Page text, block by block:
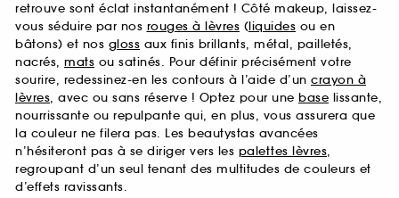
retrouve sont éclat instantanément ! Côté makeup, laissez-
vous séduire par nos rouges à lèvres (liquides ou en
bâtons) et nos gloss aux finis brillants, métal, pailletés,
nacrés, mats ou satinés. Pour définir précisément votre
sourire, redessinez-en les contours à l’aide d’un crayon à
lèvres, avec ou sans réserve ! Optez pour une base lissante,
nourrissante ou repulpante qui, en plus, vous assurera que
la couleur ne filera pas. Les beautystas avancées
n’hésiteront pas à se diriger vers les palettes lèvres,
regroupant d’un seul tenant des multitudes de couleurs et
d’effets ravissants.